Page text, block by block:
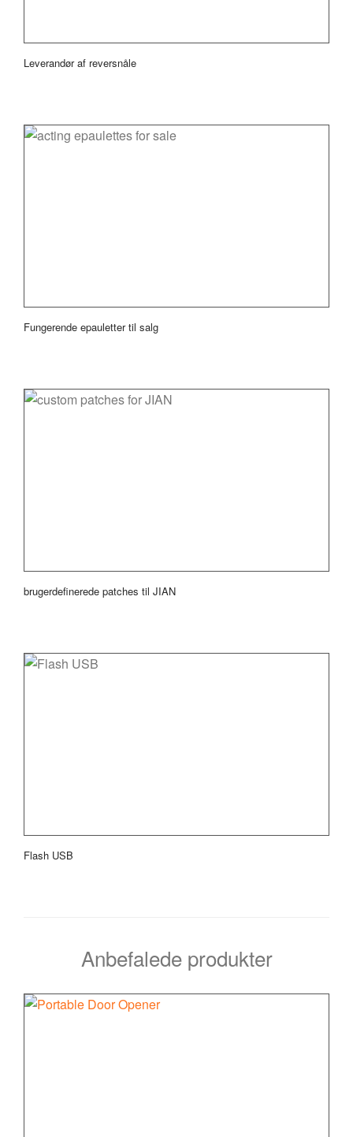
Leverandør af reversnåle
Fungerende epauletter til salg
brugerdefinerede patches til JIAN
Flash USB
Anbefalede produkter